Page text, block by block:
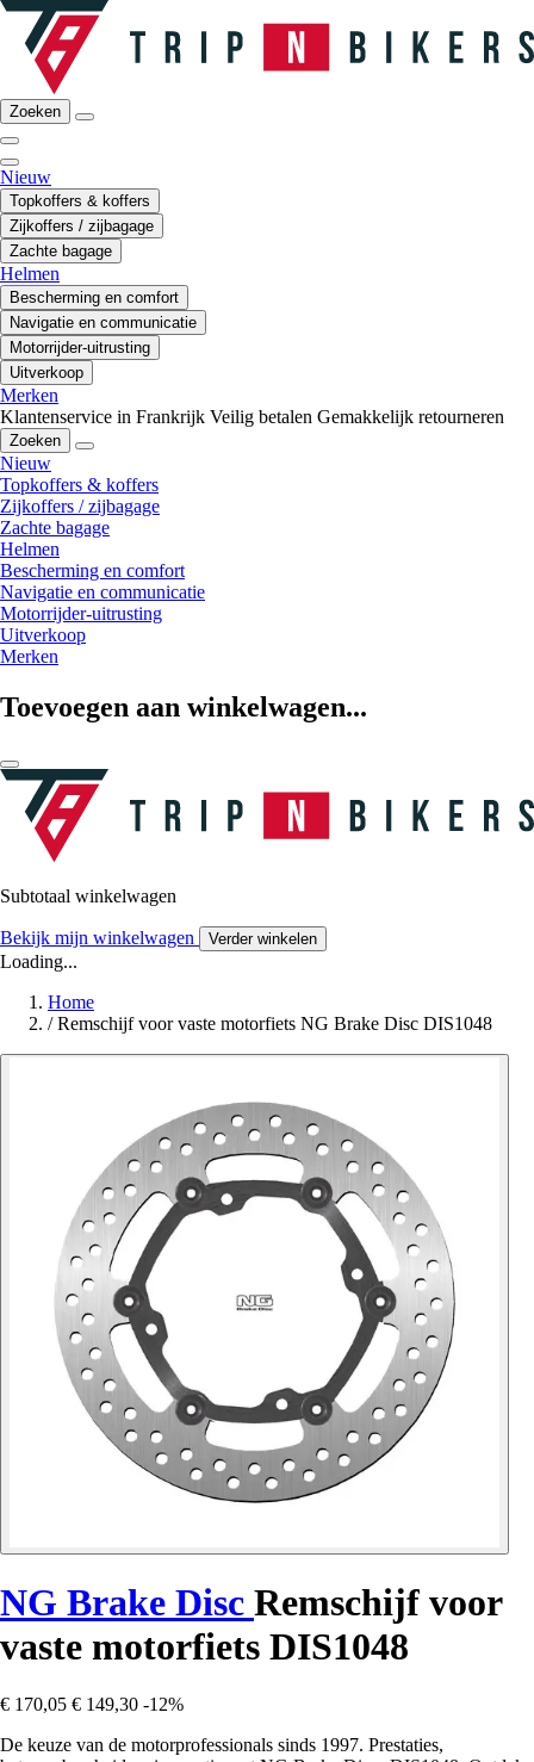
Zoeken
Nieuw
Topkoffers & koffers
Zijkoffers / zijbagage
Zachte bagage
Helmen
Bescherming en comfort
Navigatie en communicatie
Motorrijder-uitrusting
Uitverkoop
Merken
Klantenservice in Frankrijk Veilig betalen Gemakkelijk retourneren
Zoeken
Nieuw
Topkoffers & koffers
Zijkoffers / zijbagage
Zachte bagage
Helmen
Bescherming en comfort
Navigatie en communicatie
Motorrijder-uitrusting
Uitverkoop
Merken
Toevoegen aan winkelwagen...
Subtotaal winkelwagen
Bekijk mijn winkelwagen Verder winkelen
Loading...
Home
/ Remschijf voor vaste motorfiets NG Brake Disc DIS1048
NG Brake Disc Remschijf voor
vaste motorfiets DIS1048
€ 170,05 € 149,30 -12%
De keuze van de motorprofessionals sinds 1997. Prestaties,